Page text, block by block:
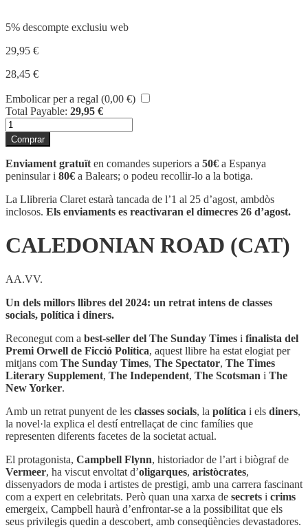
5% descompte exclusiu web
29,95 €
28,45 €
Embolicar per a regal (0,00 €)
Total Payable: 29,95 €
quantitat
de
CALEDONIAN
ROAD
(CAT)
Comprar
Enviament gratuït en comandes superiors a 50€ a Espanya
peninsular i 80€ a Balears; o podeu recollir-lo a la botiga.
La Llibreria Claret estarà tancada de l’1 al 25 d’agost, ambdòs
inclosos. Els enviaments es reactivaran el dimecres 26 d’agost.
CALEDONIAN ROAD (CAT)
AA.VV.
Un dels millors llibres del 2024: un retrat intens de classes
socials, política i diners.
Reconegut com a best-seller del The Sunday Times i finalista del
Premi Orwell de Ficció Política, aquest llibre ha estat elogiat per
mitjans com The Sunday Times, The Spectator, The Times
Literary Supplement, The Independent, The Scotsman i The
New Yorker.
Amb un retrat punyent de les classes socials, la política i els diners,
la novel·la explica el destí entrellaçat de cinc famílies que
representen diferents facetes de la societat actual.
El protagonista, Campbell Flynn, historiador de l’art i biògraf de
Vermeer, ha viscut envoltat d’oligarques, aristòcrates,
dissenyadors de moda i artistes de prestigi, amb una carrera fascinant
com a expert en celebritats. Però quan una xarxa de secrets i crims
emergeix, Campbell haurà d’enfrontar-se a la possibilitat que els
seus privilegis quedin a descobert, amb conseqüències devastadores.